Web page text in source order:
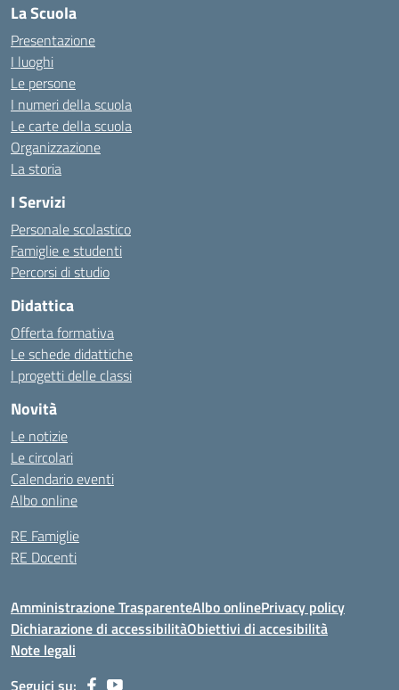
La Scuola
Presentazione
I luoghi
Le persone
I numeri della scuola
Le carte della scuola
Organizzazione
La storia
I Servizi
Personale scolastico
Famiglie e studenti
Percorsi di studio
Didattica
Offerta formativa
Le schede didattiche
I progetti delle classi
Novità
Le notizie
Le circolari
Calendario eventi
Albo online
RE Famiglie
RE Docenti
Amministrazione TrasparenteAlbo onlinePrivacy policy
Dichiarazione di accessibilitàObiettivi di accesibilità
Note legali
Seguici su: